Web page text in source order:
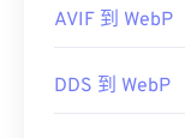
AVIF 到 WebP
DDS 到 WebP